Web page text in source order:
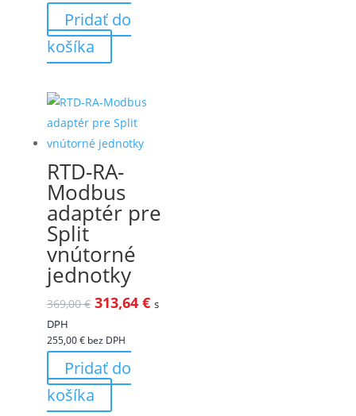
Pridať do
košíka
RTD-RA-
Modbus
adaptér pre
Split
vnútorné
jednotky
369,00€ 313,64 € s
DPH
255,00€bez DPH
Pridať do
košíka